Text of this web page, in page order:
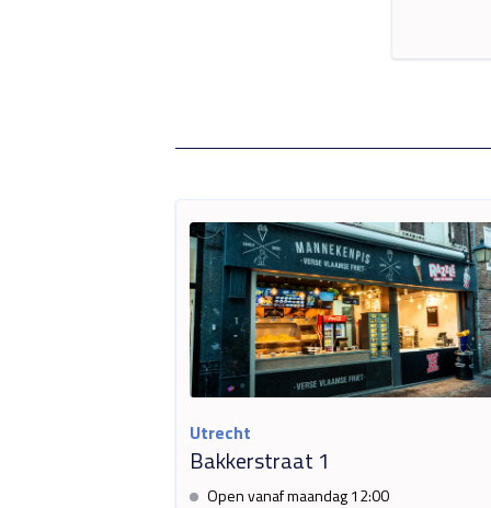
Utrecht
Bakkerstraat 1
Open vanaf maandag 12:00